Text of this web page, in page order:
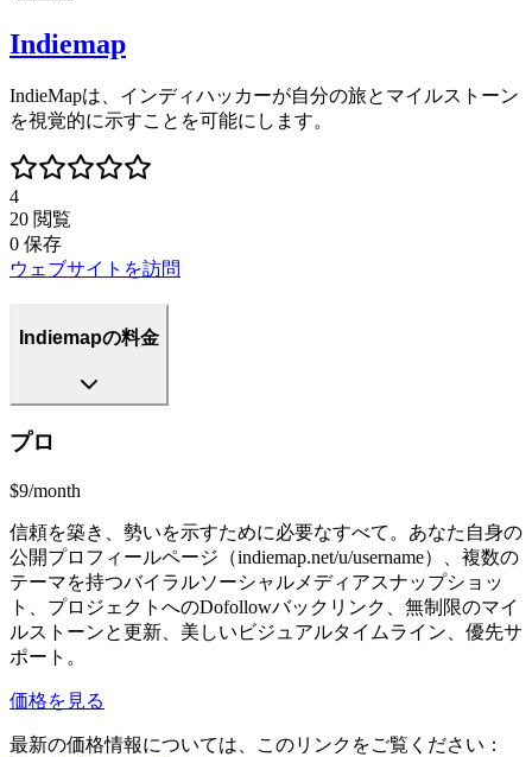
Indiemap
IndieMapは、インディハッカーが自分の旅とマイルストーン
を視覚的に示すことを可能にします。
4
20 閲覧
0 保存
ウェブサイトを訪問
Indiemapの料金
プロ
$9/month
信頼を築き、勢いを示すために必要なすべて。あなた自身の
公開プロフィールページ（indiemap.net/u/username）、複数の
テーマを持つバイラルソーシャルメディアスナップショッ
ト、プロジェクトへのDofollowバックリンク、無制限のマイ
ルストーンと更新、美しいビジュアルタイムライン、優先サ
ポート。
価格を見る
最新の価格情報については、このリンクをご覧ください：